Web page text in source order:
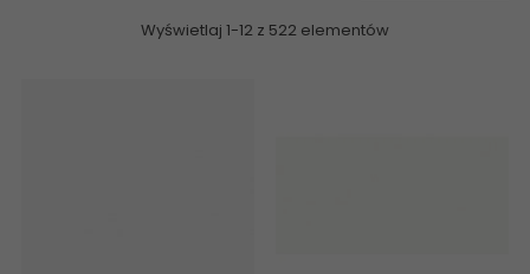
Wyświetlaj 1-12 z 522 elementów